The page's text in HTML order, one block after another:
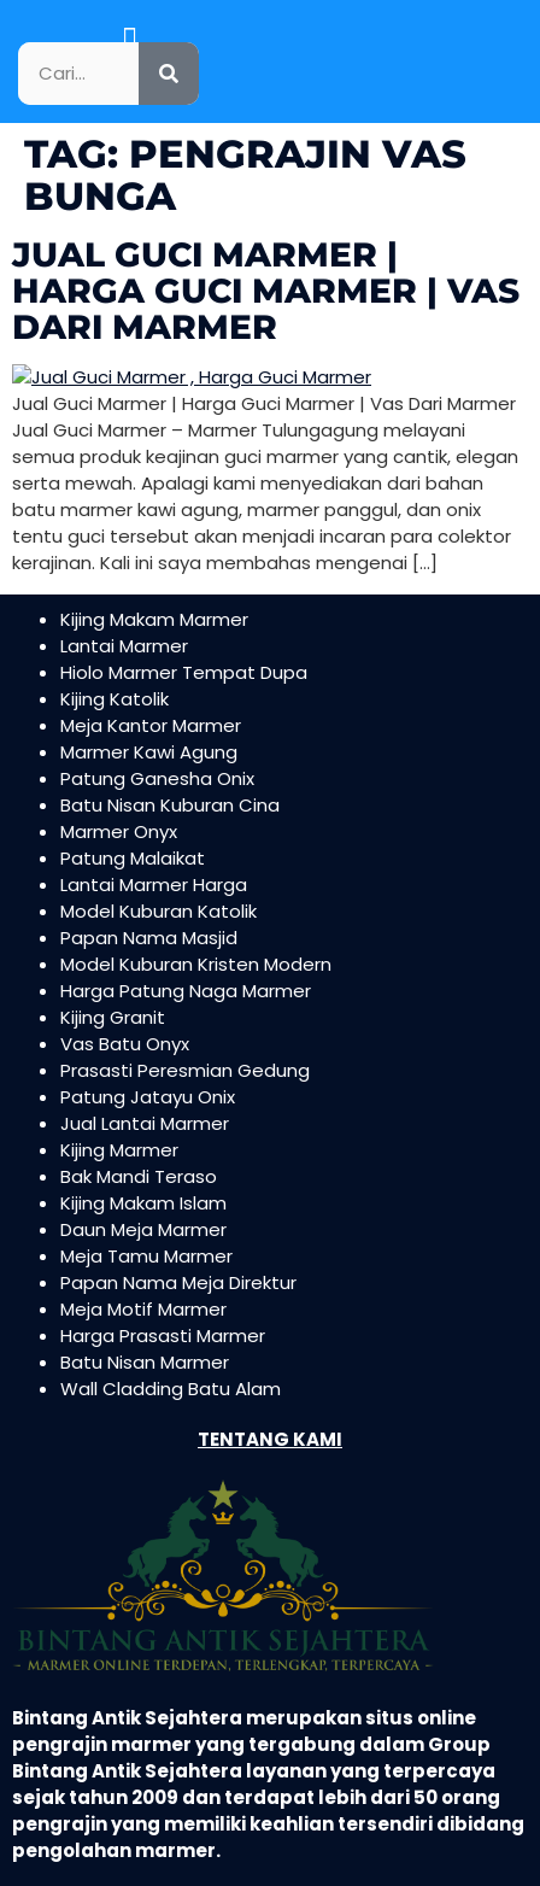
TAG: PENGRAJIN VAS
BUNGA
JUAL GUCI MARMER |
HARGA GUCI MARMER | VAS
DARI MARMER
Jual Guci Marmer | Harga Guci Marmer | Vas Dari Marmer
Jual Guci Marmer – Marmer Tulungagung melayani
semua produk keajinan guci marmer yang cantik, elegan
serta mewah. Apalagi kami menyediakan dari bahan
batu marmer kawi agung, marmer panggul, dan onix
tentu guci tersebut akan menjadi incaran para colektor
kerajinan. Kali ini saya membahas mengenai […]
Kijing Makam Marmer
Lantai Marmer
Hiolo Marmer Tempat Dupa
Kijing Katolik
Meja Kantor Marmer
Marmer Kawi Agung
Patung Ganesha Onix
Batu Nisan Kuburan Cina
Marmer Onyx
Patung Malaikat
Lantai Marmer Harga
Model Kuburan Katolik
Papan Nama Masjid
Model Kuburan Kristen Modern
Harga Patung Naga Marmer
Kijing Granit
Vas Batu Onyx
Prasasti Peresmian Gedung
Patung Jatayu Onix
Jual Lantai Marmer
Kijing Marmer
Bak Mandi Teraso
Kijing Makam Islam
Daun Meja Marmer
Meja Tamu Marmer
Papan Nama Meja Direktur
Meja Motif Marmer
Harga Prasasti Marmer
Batu Nisan Marmer
Wall Cladding Batu Alam
TENTANG KAMI
Bintang Antik Sejahtera merupakan situs online
pengrajin marmer yang tergabung dalam Group
Bintang Antik Sejahtera layanan yang terpercaya
sejak tahun 2009 dan terdapat lebih dari 50 orang
pengrajin yang memiliki keahlian tersendiri dibidang
pengolahan marmer.